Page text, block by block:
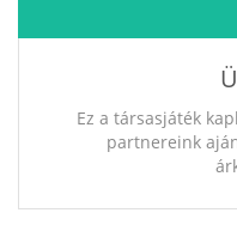
Ez a társasjáték
partnereink